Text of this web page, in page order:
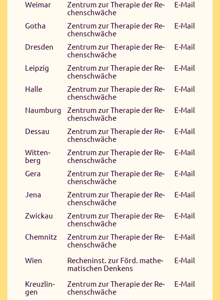
Wei­mar
Zen­trum zur The­ra­pie der Re­
chen­schwä­che
E‑Mail
Gotha
Zen­trum zur The­ra­pie der Re­
chen­schwä­che
E‑Mail
Dres­den
Zen­trum zur The­ra­pie der Re­
chen­schwä­che
E‑Mail
Leip­zig
Zen­trum zur The­ra­pie der Re­
chen­schwä­che
E‑Mail
Hal­le
Zen­trum zur The­ra­pie der Re­
chen­schwä­che
E‑Mail
Naum­burg
Zen­trum zur The­ra­pie der Re­
chen­schwä­che
E‑Mail
Des­sau
Zen­trum zur The­ra­pie der Re­
chen­schwä­che
E‑Mail
Wit­ten­
berg
Zen­trum zur The­ra­pie der Re­
chen­schwä­che
E‑Mail
Ge­ra
Zen­trum zur The­ra­pie der Re­
chen­schwä­che
E‑Mail
Je­na
Zen­trum zur The­ra­pie der Re­
chen­schwä­che
E‑Mail
Zwick­au
Zen­trum zur The­ra­pie der Re­
chen­schwä­che
E‑Mail
Chem­nitz
Zen­trum zur The­ra­pie der Re­
chen­schwä­che
E‑Mail
Wien
Re­chen­inst. zur Förd. ma­the­
ma­ti­schen Den­kens
E‑Mail
Kreuz­lin­
gen
Zen­trum zur The­ra­pie der Re­
chen­schwä­che
E‑Mail